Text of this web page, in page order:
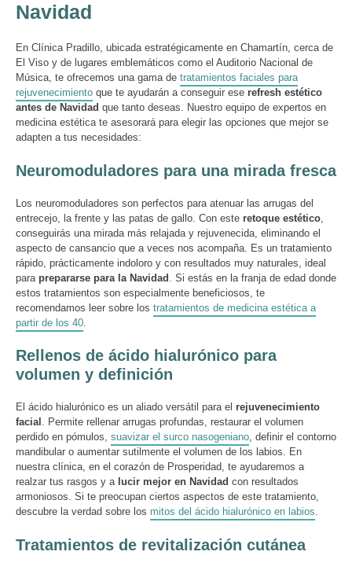
Navidad
En Clínica Pradillo, ubicada estratégicamente en Chamartín, cerca de
El Viso y de lugares emblemáticos como el Auditorio Nacional de
Música, te ofrecemos una gama de tratamientos faciales para
rejuvenecimiento que te ayudarán a conseguir ese refresh estético
antes de Navidad que tanto deseas. Nuestro equipo de expertos en
medicina estética te asesorará para elegir las opciones que mejor se
adapten a tus necesidades:
Neuromoduladores para una mirada fresca
Los neuromoduladores son perfectos para atenuar las arrugas del
entrecejo, la frente y las patas de gallo. Con este retoque estético
conseguirás una mirada más relajada y rejuvenecida, eliminando el
aspecto de cansancio que a veces nos acompaña. Es un tratamiento
rápido, prácticamente indoloro y con resultados muy naturales, ideal
para prepararse para la Navidad
. Si estás en la franja de edad donde
estos tratamientos son especialmente beneficiosos, te
recomendamos leer sobre los tratamientos de medicina estética a
partir de los 40
Rellenos de ácido hialurónico para
volumen y definición
El ácido hialurónico es un aliado versátil para el rejuvenecimiento
facial . Permite rellenar arrugas profundas, restaurar el volumen
perdido en pómulos, suavizar el surco nasogeniano, definir el contorno
mandibular o aumentar sutilmente el volumen de los labios. En
nuestra clínica, en el corazón de Prosperidad, te ayudaremos a
realzar tus rasgos y a lucir mejor en Navidad con resultados
armoniosos. Si te preocupan ciertos aspectos de este tratamiento,
descubre la verdad sobre los mitos del ácido hialurónico en labios.
Tratamientos de revitalización cutánea